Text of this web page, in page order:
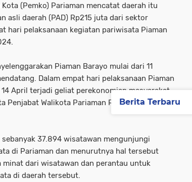
(Pemko) Pariaman mencatat daerah itu
asli daerah (PAD) Rp215 juta dari sektor
hari pelaksanaan kegiatan pariwisata Piaman
Piaman Barayo mulai dari 11
Dalam empat hari pelaksanaan Piaman
14 April terjadi geliat perekonomian masyarakat
Penjabat Walikota Pariaman Roberia di
37.894 wisatawan mengunjungi
di Pariaman dan menurutnya hal tersebut
minat dari wisatawan dan perantau untuk
di daerah tersebut.
Berita Terbaru